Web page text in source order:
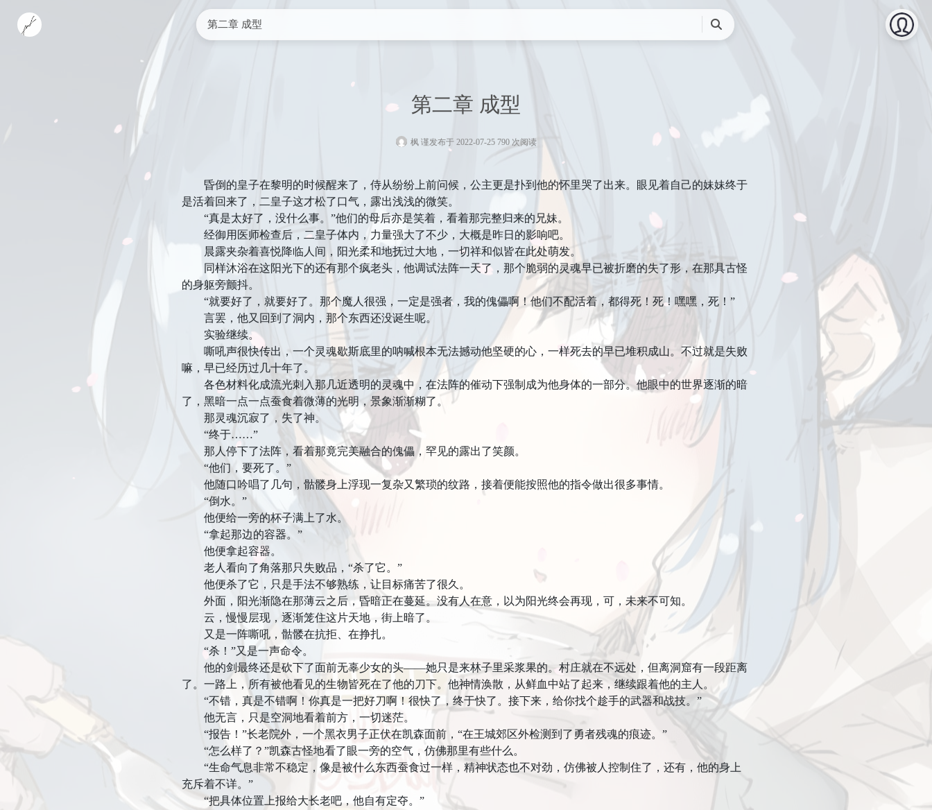
第二章 成型
搜
第二章 成型
枫 谨发布于 2022-07-25 790 次阅读
昏倒的皇子在黎明的时候醒来了，侍从纷纷上前问候，公主更是扑到他的怀里哭了出来。眼见着自己的妹妹终于
是活着回来了，二皇子这才松了口气，露出浅浅的微笑。
“真是太好了，没什么事。”他们的母后亦是笑着，看着那完整归来的兄妹。
经御用医师检查后，二皇子体内，力量强大了不少，大概是昨日的影响吧。
晨露夹杂着喜悦降临人间，阳光柔和地抚过大地，一切祥和似皆在此处萌发。
同样沐浴在这阳光下的还有那个疯老头，他调试法阵一天了，那个脆弱的灵魂早已被折磨的失了形，在那具古怪
的身躯旁颤抖。
“就要好了，就要好了。那个魔人很强，一定是强者，我的傀儡啊！他们不配活着，都得死！死！嘿嘿，死！”
言罢，他又回到了洞内，那个东西还没诞生呢。
实验继续。
嘶吼声很快传出，一个灵魂歇斯底里的呐喊根本无法撼动他坚硬的心，一样死去的早已堆积成山。不过就是失败
嘛，早已经历过几十年了。
各色材料化成流光刺入那几近透明的灵魂中，在法阵的催动下强制成为他身体的一部分。他眼中的世界逐渐的暗
了，黑暗一点一点蚕食着微薄的光明，景象渐渐糊了。
那灵魂沉寂了，失了神。
“终于……”
那人停下了法阵，看着那竟完美融合的傀儡，罕见的露出了笑颜。
“他们，要死了。”
他随口吟唱了几句，骷髅身上浮现一复杂又繁琐的纹路，接着便能按照他的指令做出很多事情。
“倒水。”
他便给一旁的杯子满上了水。
“拿起那边的容器。”
他便拿起容器。
老人看向了角落那只失败品，“杀了它。”
他便杀了它，只是手法不够熟练，让目标痛苦了很久。
外面，阳光渐隐在那薄云之后，昏暗正在蔓延。没有人在意，以为阳光终会再现，可，未来不可知。
云，慢慢层现，逐渐笼住这片天地，街上暗了。
又是一阵嘶吼，骷髅在抗拒、在挣扎。
“杀！”又是一声命令。
他的剑最终还是砍下了面前无辜少女的头——她只是来林子里采浆果的。村庄就在不远处，但离洞窟有一段距离
了。一路上，所有被他看见的生物皆死在了他的刀下。他神情涣散，从鲜血中站了起来，继续跟着他的主人。
“不错，真是不错啊！你真是一把好刀啊！很快了，终于快了。接下来，给你找个趁手的武器和战技。”
他无言，只是空洞地看着前方，一切迷茫。
“报告！”长老院外，一个黑衣男子正伏在凯森面前，“在王城郊区外检测到了勇者残魂的痕迹。”
“怎么样了？”凯森古怪地看了眼一旁的空气，仿佛那里有些什么。
“生命气息非常不稳定，像是被什么东西蚕食过一样，精神状态也不对劲，仿佛被人控制住了，还有，他的身上
充斥着不详。”
“把具体位置上报给大长老吧，他自有定夺。”